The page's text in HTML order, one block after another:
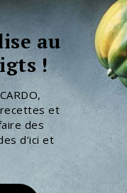
au
!
recettes et
des
d’ici et